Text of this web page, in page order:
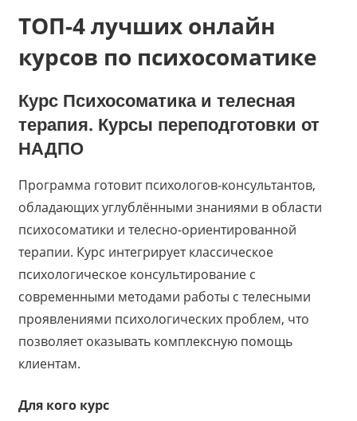
ТОП-4 лучших онлайн
курсов по психосоматике
Курс Психосоматика и телесная
терапия. Курсы переподготовки от
НАДПО
Программа готовит психологов-консультантов,
обладающих углублёнными знаниями в области
психосоматики и телесно-ориентированной
терапии. Курс интегрирует классическое
психологическое консультирование с
современными методами работы с телесными
проявлениями психологических проблем, что
позволяет оказывать комплексную помощь
клиентам.
Для кого курс